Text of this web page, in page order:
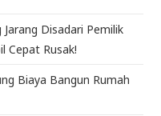
Disadari Pemilik
Cepat Rusak!
Biaya Bangun Rumah